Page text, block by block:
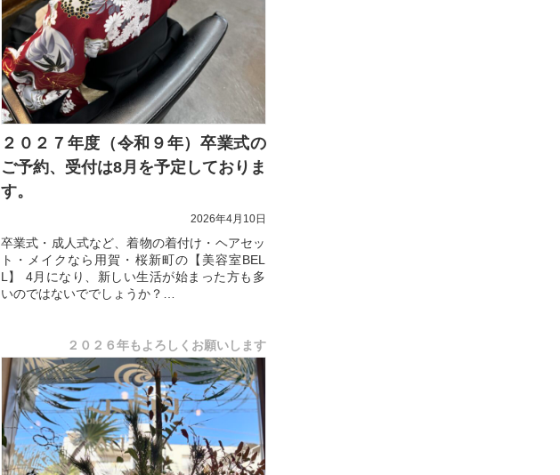
２０２７年度（令和９年）卒業式の
ご予約、受付は8月を予定しておりま
す。
2026年4月10日
卒業式・成人式など、着物の着付け・ヘアセッ
ト・メイクなら用賀・桜新町の【美容室BEL
L】 4月になり、新しい生活が始まった方も多
いのではないででしょうか？
２０２６年もよろしくお願いします